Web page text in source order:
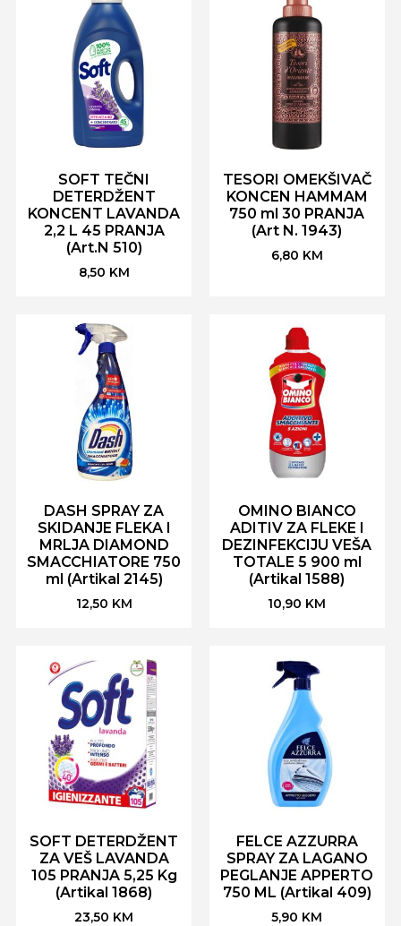
SOFT TEČNI
DETERDŽENT
KONCENT LAVANDA
2,2 L 45 PRANJA
(Art.N 510)
8,50 KM
TESORI OMEKŠIVAČ
KONCEN HAMMAM
750 ml 30 PRANJA
(Art N. 1943)
6,80 KM
DASH SPRAY ZA
SKIDANJE FLEKA I
MRLJA DIAMOND
SMACCHIATORE 750
ml (Artikal 2145)
12,50 KM
OMINO BIANCO
ADITIV ZA FLEKE I
DEZINFEKCIJU VEŠA
TOTALE 5 900 ml
(Artikal 1588)
10,90 KM
SOFT DETERDŽENT
ZA VEŠ LAVANDA
105 PRANJA 5,25 Kg
(Artikal 1868)
23,50 KM
FELCE AZZURRA
SPRAY ZA LAGANO
PEGLANJE APPERTO
750 ML (Artikal 409)
5,90 KM